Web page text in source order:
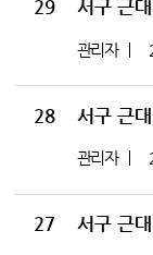
29
관리자
28
관리자
27